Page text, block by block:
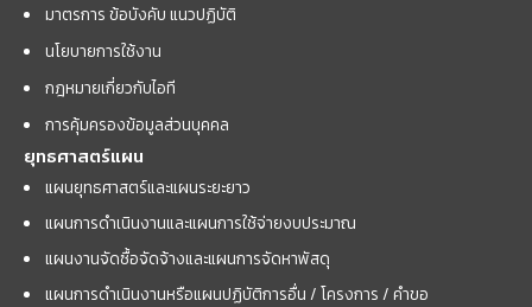
มาตรการ ข้อบังคับ แนวปฏิบัติ
นโยบายการใช้งาน
กฎหมายเกี่ยวกับไอที
การคุ้มครองข้อมูลส่วนบุคคล
ยุทธศาสตร์แผน
แผนยุทธศาสตร์และแผนระยะยาว
แผนการดำเนินงานและแผนการใช้จ่ายงบประมาณ
แผนงานจัดซื้อจัดจ้างและแผนการจัดหาพัสดุ
แผนการดำเนินงานหรือแผนปฏิบัติการอื่น / โครงการ / คำขอ